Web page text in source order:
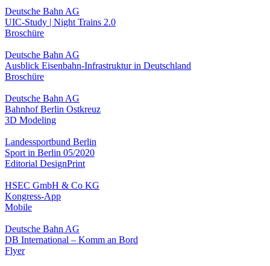
Deutsche Bahn AG
UIC-Study | Night Trains 2.0
Broschüre
Deutsche Bahn AG
Ausblick Eisenbahn-Infrastruktur in Deutschland
Broschüre
Deutsche Bahn AG
Bahnhof Berlin Ostkreuz
3D Modeling
Landessportbund Berlin
Sport in Berlin 05/2020
Editorial DesignPrint
HSEC GmbH & Co KG
Kongress-App
Mobile
Deutsche Bahn AG
DB International – Komm an Bord
Flyer